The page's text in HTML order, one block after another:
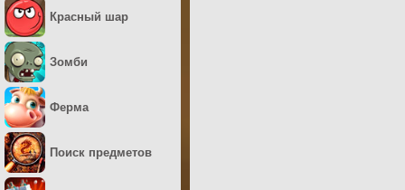
Красный шар
Зомби
Ферма
Поиск предметов